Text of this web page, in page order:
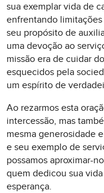
sua exemplar vida de
enfrentando
seu propósito de
uma devoção ao
missão era de cuidar
esquecidos pela
um espírito de
Ao rezarmos esta
intercessão, mas
mesma generosidade
e seu exemplo de
possamos aproximar-
quem dedicou sua
esperança.